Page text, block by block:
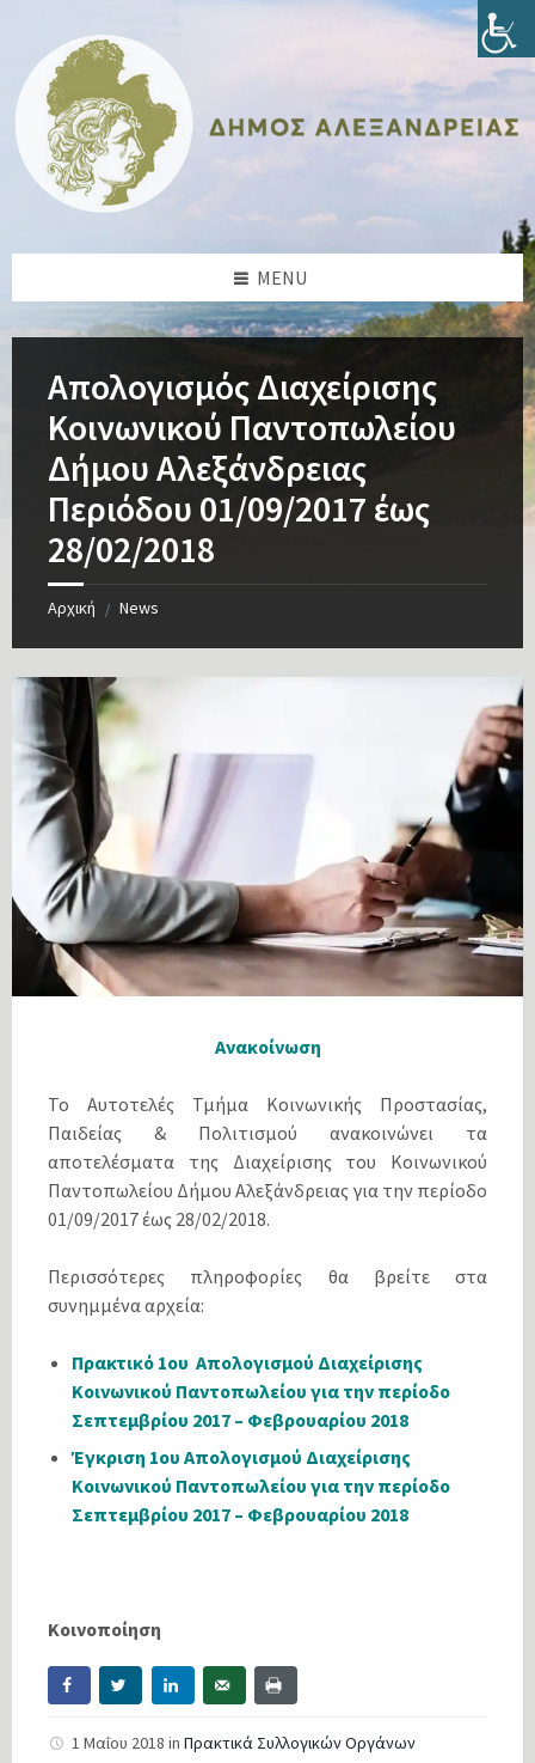
content
sidebar
sidebar
footer
MENU
Απολογισμός Διαχείρισης
Κοινωνικού Παντοπωλείου
Δήμου Αλεξάνδρειας
Περιόδου 01/09/2017 έως
28/02/2018
Αρχική / News
Ανακοίνωση
Το Αυτοτελές Τμήμα Κοινωνικής Προστασίας,
Παιδείας & Πολιτισμού ανακοινώνει τα
αποτελέσματα της Διαχείρισης του Κοινωνικού
Παντοπωλείου Δήμου Αλεξάνδρειας για την περίοδο
01/09/2017 έως 28/02/2018.
Περισσότερες πληροφορίες θα βρείτε στα
συνημμένα αρχεία:
Πρακτικό 1ου Απολογισμού Διαχείρισης
Κοινωνικού Παντοπωλείου για την περίοδο
Σεπτεμβρίου 2017 – Φεβρουαρίου 2018
Έγκριση 1ου Απολογισμού Διαχείρισης
Κοινωνικού Παντοπωλείου για την περίοδο
Σεπτεμβρίου 2017 – Φεβρουαρίου 2018
Κοινοποίηση
1 Μαΐου 2018 in Πρακτικά Συλλογικών Οργάνων